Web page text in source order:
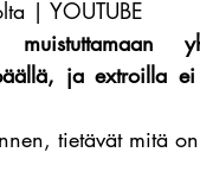
| YOUTUBE
ja extroilla ei
tietävät mitä on